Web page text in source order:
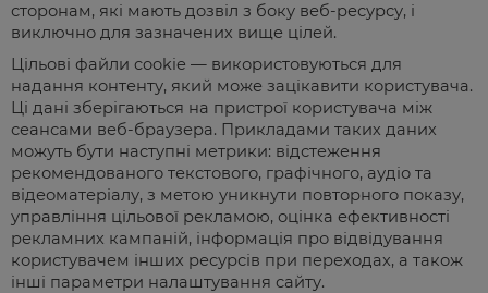
сторонам, які мають дозвіл з боку веб-ресурсу, і
виключно для зазначених вище цілей.
Цільові файли cookie — використовуються для
надання контенту, який може зацікавити користувача.
Ці дані зберігаються на пристрої користувача між
сеансами веб-браузера. Прикладами таких даних
можуть бути наступні метрики: відстеження
рекомендованого текстового, графічного, аудіо та
відеоматеріалу, з метою уникнути повторного показу,
управління цільової рекламою, оцінка ефективності
рекламних кампаній, інформація про відвідування
користувачем інших ресурсів при переходах, а також
інші параметри налаштування сайту.